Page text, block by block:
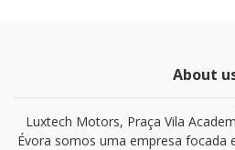
About
Luxtech Motors, Praça Vila
Évora somos uma empresa focada